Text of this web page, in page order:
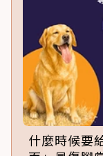
什麼時候要